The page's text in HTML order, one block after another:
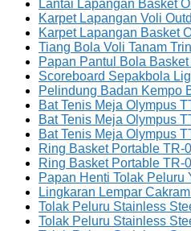
Lantai Lapangan Basket
Karpet Lapangan Voli
Karpet Lapangan Basket
Tiang Bola Voli Tanam
Papan Pantul Bola
Scoreboard Sepakbola
Pelindung Badan Kempo
Bat Tenis Meja Olympus
Bat Tenis Meja Olympus
Bat Tenis Meja Olympus
Ring Basket Portable TR-
Ring Basket Portable TR-
Papan Henti Tolak Peluru
Lingkaran Lempar
Tolak Peluru Stainless
Tolak Peluru Stainless